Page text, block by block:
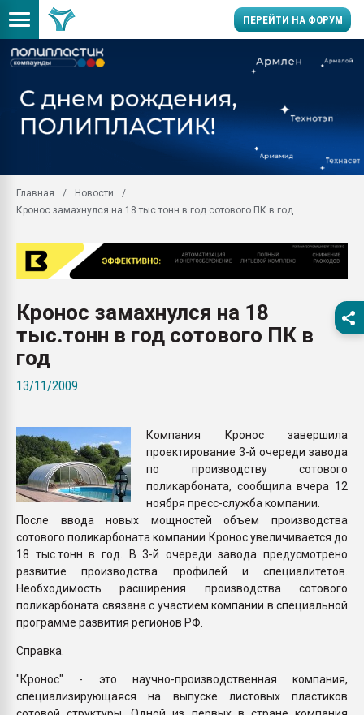
ПЕРЕЙТИ НА ФОРУМ
заводу пластмасс"
Подмосковье, Москва
28.07.2026
пластмасс
28.07.2026
ПЕРЕЙТИ НА
Главная
Новости
Кронос замахнулся на 18 тыс.тонн в год сотового ПК в год
Кронос замахнулся на 18
тыс.тонн в год сотового ПК в
год
13/11/2009
Компания Кронос завершила
проектирование 3-й очереди завода
по производству сотового
поликарбоната, сообщила вчера 12
ноября пресс-служба компании.
После ввода новых мощностей объем производства
сотового поликарбоната компании Кронос увеличивается до
18 тыс.тонн в год. В 3-й очереди завода предусмотрено
развитие производства профилей и специалитетов.
Необходимость расширения производства сотового
поликарбоната связана с участием компании в специальной
программе развития регионов РФ.
Справка.
"Кронос" - это научно-производственная компания,
специализирующаяся на выпуске листовых пластиков